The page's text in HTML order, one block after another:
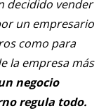
decidido vender
un empresario
como para
la empresa más
negocio
regula todo.